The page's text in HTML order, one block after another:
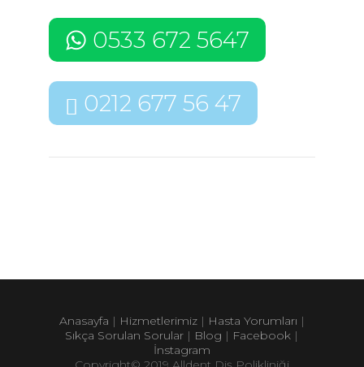
0533 672 5647
0212 677 56 47
Anasayfa | Hizmetlerimiz| Hasta Yorumları |
Sıkça Sorulan Sorular | Blog | Facebook |
İnstagram